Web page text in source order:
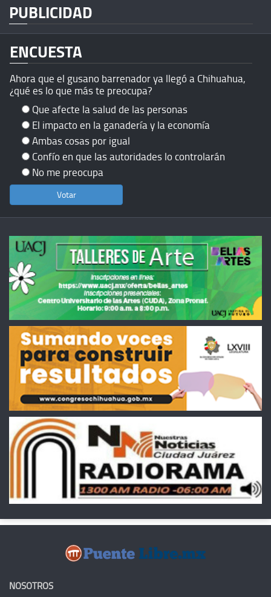
PUBLICIDAD
ENCUESTA
Ahora que el gusano barrenador ya llegó a Chihuahua,
¿qué es lo que más te preocupa?
Que afecte la salud de las personas
El impacto en la ganadería y la economía
Ambas cosas por igual
Confío en que las autoridades lo controlarán
No me preocupa
NOSOTROS